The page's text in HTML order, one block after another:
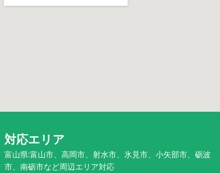
対応エリア
富山県:富山市、高岡市、射水市、氷見市、小矢部市、砺波
市、南砺市など周辺エリア対応